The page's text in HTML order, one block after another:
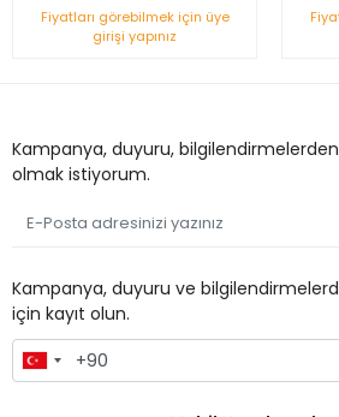
Fiyatları görebilmek için üye
girişi yapınız
Kampanya, duyuru,
olmak istiyorum.
Kampanya, duyuru ve
için kayıt olun.